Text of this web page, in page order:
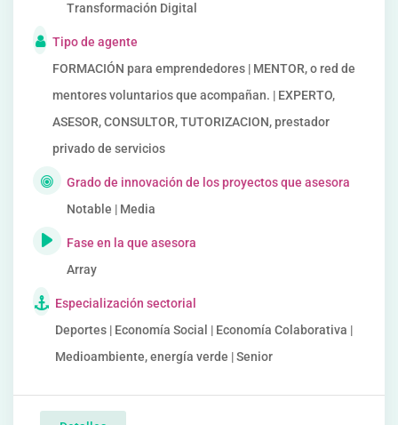
Transformación Digital
Tipo de agente
FORMACIÓN para emprendedores | MENTOR, o red de
mentores voluntarios que acompañan. | EXPERTO,
ASESOR, CONSULTOR, TUTORIZACION, prestador
privado de servicios
Grado de innovación de los proyectos que asesora
Notable | Media
Fase en la que asesora
Array
Especialización sectorial
Deportes | Economía Social | Economía Colaborativa |
Medioambiente, energía verde | Senior